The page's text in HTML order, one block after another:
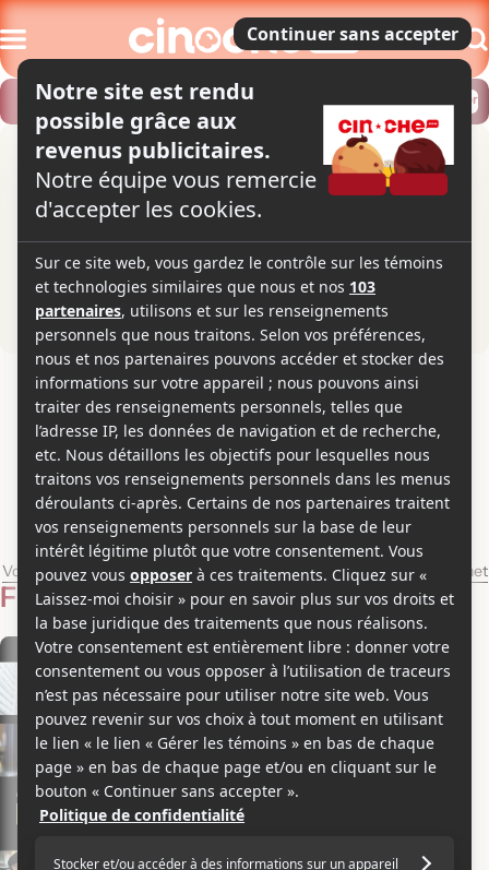
Trouver un horaire Modifier
Alexandra Sicard
Voir les séries et émissions télé de Alexandra Sicard sur Showbizz.net
Filmographie
Acteur